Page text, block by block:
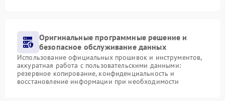
Оригинальные программные решение и
безопасное обслуживание данных
Использование официальных прошивок и инструментов,
аккуратная работа с пользовательскими данными:
резервное копирование, конфиденциальность и
восстановление информации при необходимости